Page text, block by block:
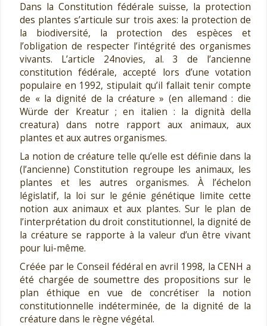
Dans la Constitution fédérale suisse, la protection
des plantes s’articule sur trois axes: la protection de
la biodiversité, la protection des espèces et
l’obligation de respecter l’intégrité des organismes
vivants. L’article 24novies, al. 3 de l’ancienne
constitution fédérale, accepté lors d’une votation
populaire en 1992, stipulait qu’il fallait tenir compte
de « la dignité de la créature » (en allemand : die
Würde der Kreatur ; en italien : la dignità della
creatura) dans notre rapport aux animaux, aux
plantes et aux autres organismes.
La notion de créature telle qu’elle est définie dans la
(l’ancienne) Constitution regroupe les animaux, les
plantes et les autres organismes. À l’échelon
législatif, la loi sur le génie génétique limite cette
notion aux animaux et aux plantes. Sur le plan de
l’interprétation du droit constitutionnel, la dignité de
la créature se rapporte à la valeur d’un être vivant
pour lui-même.
Créée par le Conseil fédéral en avril 1998, la CENH a
été chargée de soumettre des propositions sur le
plan éthique en vue de concrétiser la notion
constitutionnelle indéterminée, de la dignité de la
créature dans le règne végétal.